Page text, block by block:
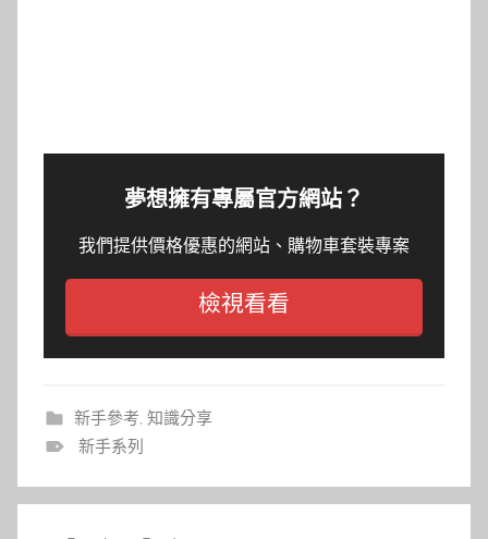
夢想擁有專屬官方網站？
我們提供價格優惠的網站、購物車套裝專案
檢視看看
新手參考, 知識分享
新手系列